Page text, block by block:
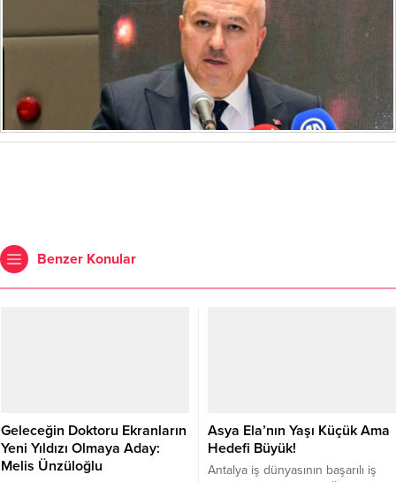
Benzer Konular
Geleceğin Doktoru Ekranların
Yeni Yıldızı Olmaya Aday:
Melis Ünzüloğlu
Asya Ela’nın Yaşı Küçük Ama
Hedefi Büyük!
Antalya iş dünyasının başarılı iş